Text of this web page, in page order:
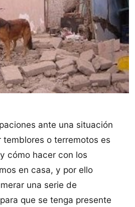
ante una situación
temblores o terremotos es
cómo hacer con los
en casa, y por ello
una serie de
que se tenga presente